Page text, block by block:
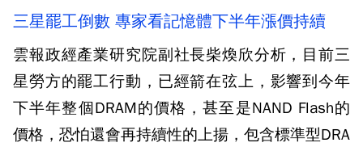
三星罷工倒數 專家看記憶體下半年漲價持續
雲報政經產業研究院副社長柴煥欣分析，目前三
星勞方的罷工行動，已經箭在弦上，影響到今年
下半年整個DRAM的價格，甚至是NAND Flash的
價格，恐怕還會再持續性的上揚，包含標準型DRA